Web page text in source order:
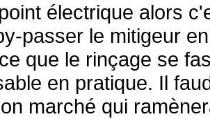
électrique alors
passer le mitigeur
que le rinçage se
en pratique. Il
marché qui